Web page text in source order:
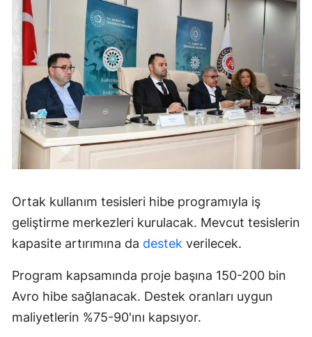
Ortak kullanım tesisleri hibe programıyla iş
geliştirme merkezleri kurulacak. Mevcut tesislerin
kapasite artırımına da destek verilecek.
Program kapsamında proje başına 150-200 bin
Avro hibe sağlanacak. Destek oranları uygun
maliyetlerin %75-90'ını kapsıyor.